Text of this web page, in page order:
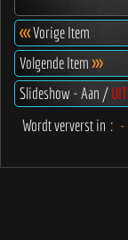
<<<Vorige Item
Volgende Item>>>
Slideshow - Aan /UIT
Wordt ververst in : -